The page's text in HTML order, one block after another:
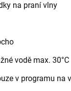
na praní vlny
vodě max. 30°C
v programu na